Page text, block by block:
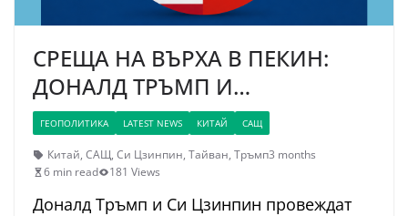
СРЕЩА НА ВЪРХА В ПЕКИН:
ДОНАЛД ТРЪМП И…
ГЕОПОЛИТИКА LATEST NEWS КИТАЙ САЩ
Китай, САЩ, Си Цзинпин, Тайван, Тръмп3 months
6 min read
181 Views
Доналд Тръмп и Си Цзинпин провеждат